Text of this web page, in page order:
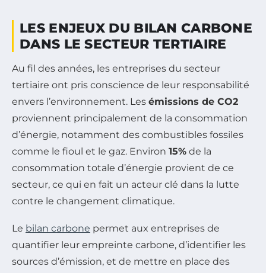
LES ENJEUX DU BILAN CARBONE
DANS LE SECTEUR TERTIAIRE
Au fil des années, les entreprises du secteur
tertiaire ont pris conscience de leur responsabilité
envers l’environnement. Les émissions de CO2
proviennent principalement de la consommation
d’énergie, notamment des combustibles fossiles
comme le fioul et le gaz. Environ 15% de la
consommation totale d’énergie provient de ce
secteur, ce qui en fait un acteur clé dans la lutte
contre le changement climatique.
Le bilan carbone permet aux entreprises de
quantifier leur empreinte carbone, d’identifier les
sources d’émission, et de mettre en place des